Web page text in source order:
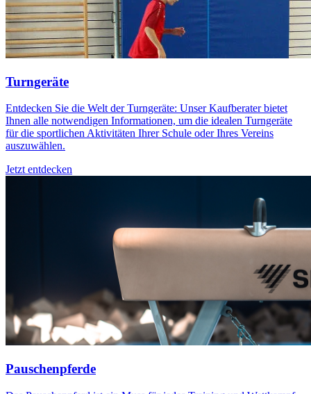
Turngeräte
Entdecken Sie die Welt der Turngeräte: Unser Kaufberater bietet
Ihnen alle notwendigen Informationen, um die idealen Turngeräte
für die sportlichen Aktivitäten Ihrer Schule oder Ihres Vereins
auszuwählen.
Jetzt entdecken
Pauschenpferde